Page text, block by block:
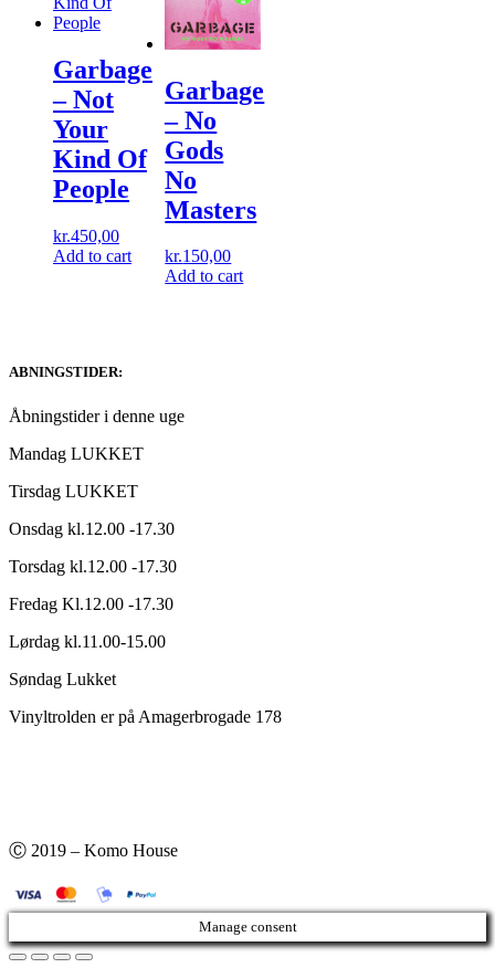
Garbage
‎– Not
Your
Kind Of
People
kr.450,00
Add to cart
Garbage
‎– No
Gods
No
Masters
kr.150,00
Add to cart
ABNINGSTIDER:
Åbningstider i denne uge
Mandag LUKKET
Tirsdag LUKKET
Onsdag kl.12.00 -17.30
Torsdag kl.12.00 -17.30
Fredag Kl.12.00 -17.30
Lørdag kl.11.00-15.00
Søndag Lukket
Vinyltrolden er på Amagerbrogade 178
Ⓒ 2019 – Komo House
Manage consent